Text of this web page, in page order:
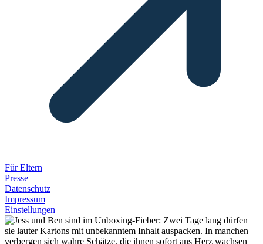
Für Eltern
Presse
Datenschutz
Impressum
Einstellungen